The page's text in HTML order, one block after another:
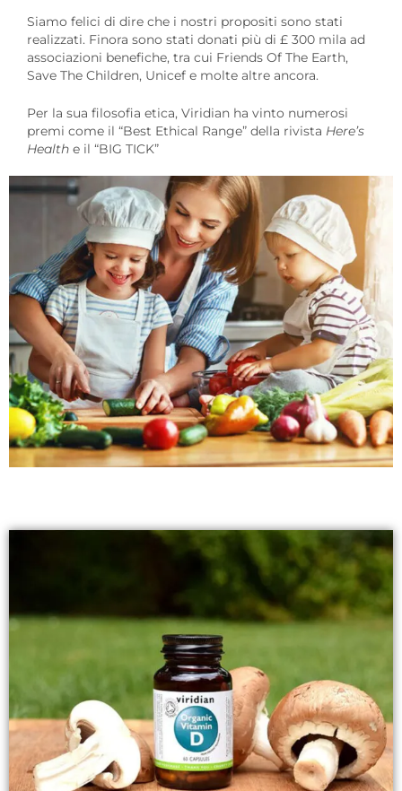
Siamo felici di dire che i nostri propositi sono stati
realizzati. Finora sono stati donati più di £ 300 mila ad
associazioni benefiche, tra cui Friends Of The Earth,
Save The Children, Unicef e molte altre ancora.
Per la sua filosofia etica, Viridian ha vinto numerosi
premi come il “Best Ethical Range” della rivista Here’s
Health e il “BIG TICK”